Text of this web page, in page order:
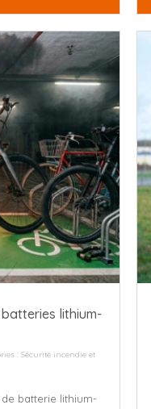
lithium-
: Sécurité incendie et
batterie lithium-